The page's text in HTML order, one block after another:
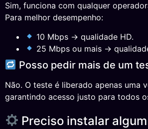
Sim, funciona com qualquer
Para melhor desempenho:
10 Mbps → qualidade HD.
25 Mbps ou mais →
Posso pedir mais de um
Não. O teste é liberado apenas uma
garantindo acesso justo para todos
Preciso instalar